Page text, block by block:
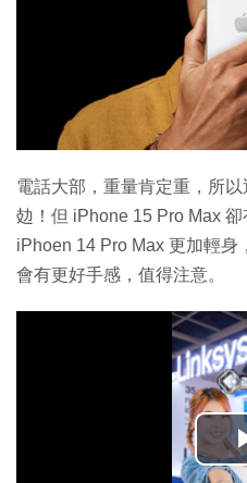
電話大部，重量肯定重，所
攰！但 iPhone 15 Pro Max
iPhoen 14 Pro Max 更加輕
會有更好手感，值得注意。